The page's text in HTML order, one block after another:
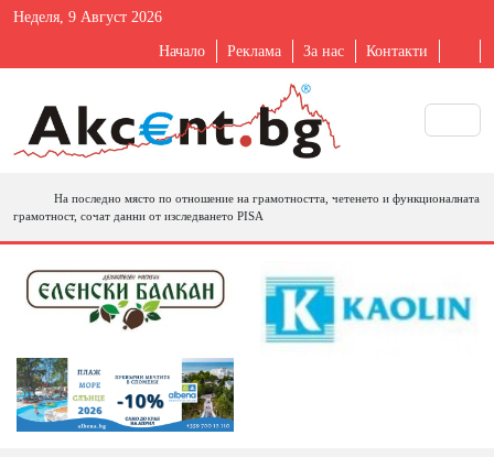
Неделя, 9 Август 2026
Начало Реклама За нас Контакти
На последно място по отношение на грамотността, четенето и функционалната
грамотност, сочат данни от изследването PISA